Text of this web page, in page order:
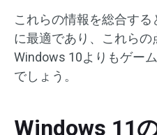
これらの情報を総合す
に最適であり、これら
Windows 10よりもゲー
でしょう。
Windows 11